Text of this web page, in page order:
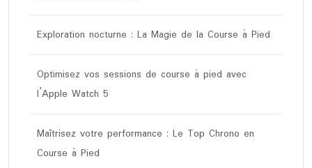
Exploration nocturne : La Magie de la Course à Pied
Optimisez vos sessions de course à pied avec
l’Apple Watch 5
Maîtrisez votre performance : Le Top Chrono en
Course à Pied